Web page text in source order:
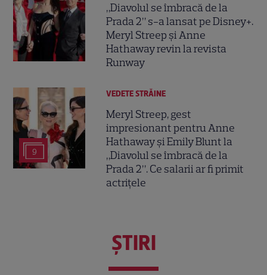
„Diavolul se îmbracă de la
Prada 2” s-a lansat pe Disney+.
Meryl Streep și Anne
Hathaway revin la revista
Runway
9
VEDETE STRĂINE
Meryl Streep, gest
impresionant pentru Anne
Hathaway și Emily Blunt la
„Diavolul se îmbracă de la
Prada 2”. Ce salarii ar fi primit
actrițele
ŞTIRI